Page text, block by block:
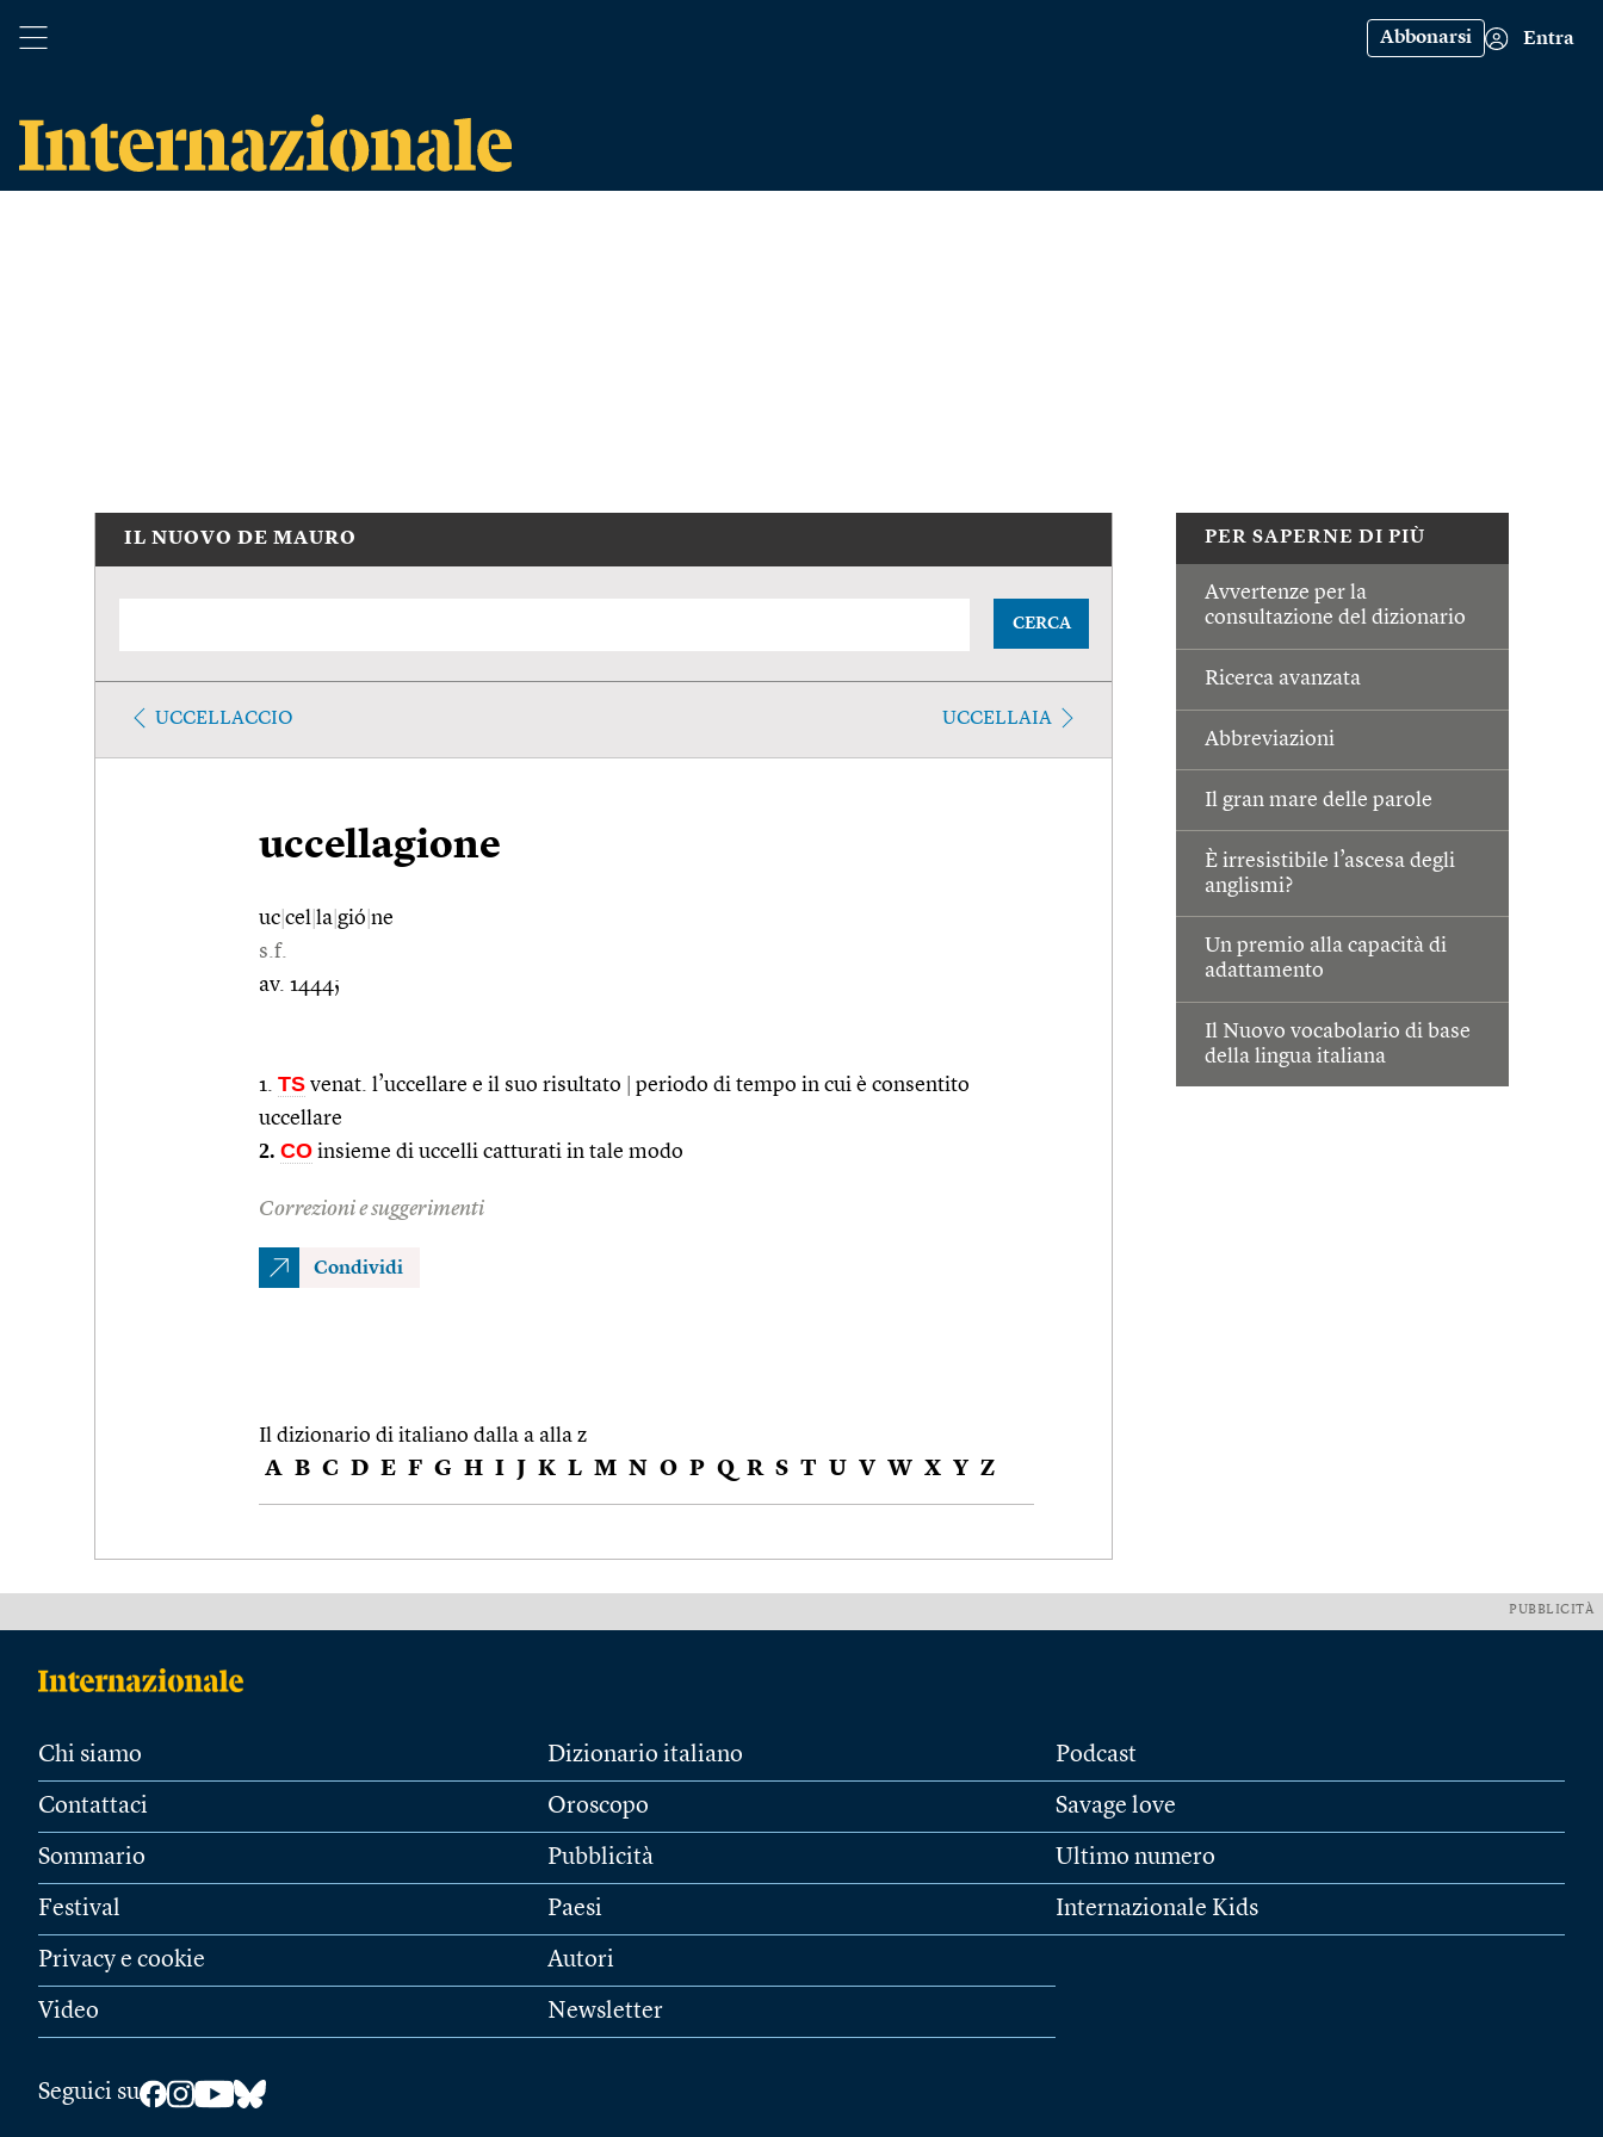
Abbonarsi Entra
PER SAPERNE DI PIÙ
Avvertenze per la
consultazione del dizionario
Ricerca avanzata
Abbreviazioni
Il gran mare delle parole
È irresistibile l’ascesa degli
anglismi?
Un premio alla capacità di
adattamento
Il Nuovo vocabolario di base
della lingua italiana
IL NUOVO DE MAURO
CERCA
UCCELLACCIO UCCELLAIA
uccellagione
uc cel la gió ne
s.f.
av. 1444;
1. TS venat. l’uccellare e il suo risultato
periodo di tempo in cui è consentito
uccellare
2. CO insieme di uccelli catturati in tale modo
Correzioni e suggerimenti
Condividi
Il dizionario di italiano dalla a alla z
A B C D E F G H I J K L M N O P Q R S T U V W X Y Z
PUBBLICITÀ
Chi siamo
Contattaci
Sommario
Festival
Privacy e cookie
Video
Dizionario italiano
Oroscopo
Pubblicità
Paesi
Autori
Newsletter
Podcast
Savage love
Ultimo numero
Internazionale Kids
Seguici su